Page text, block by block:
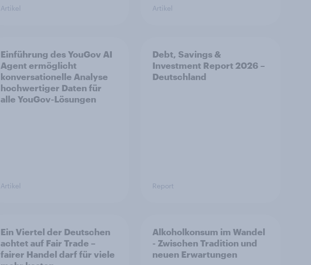
Artikel Artikel
Einführung des YouGov AI
Agent ermöglicht
konversationelle Analyse
hochwertiger Daten für
alle YouGov-Lösungen
Artikel
Debt, Savings &
Investment Report 2026 –
Deutschland
Report
Ein Viertel der Deutschen
achtet auf Fair Trade –
fairer Handel darf für viele
Alkoholkonsum im Wandel​
- Zwischen Tradition und
neuen Erwartungen